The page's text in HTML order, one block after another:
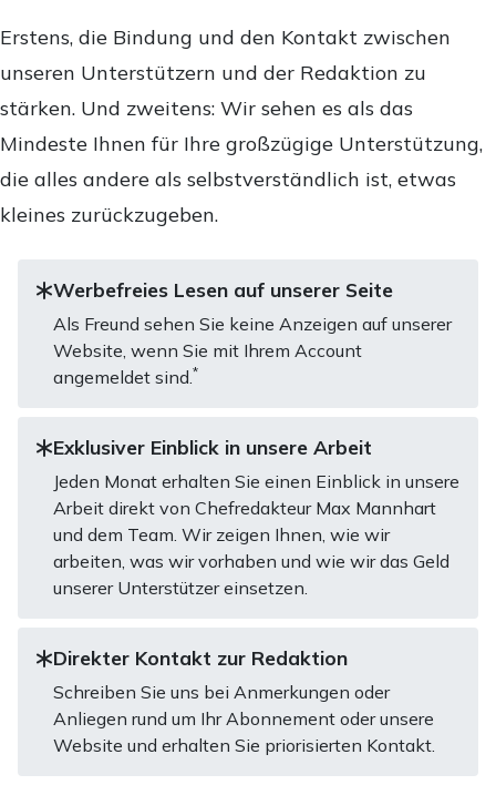
Erstens, die Bindung und den Kontakt zwischen
unseren Unterstützern und der Redaktion zu
stärken. Und zweitens: Wir sehen es als das
Mindeste Ihnen für Ihre großzügige Unterstützung,
die alles andere als selbstverständlich ist, etwas
kleines zurückzugeben.
Werbefreies Lesen auf unserer Seite
Als Freund sehen Sie keine Anzeigen auf unserer
Website, wenn Sie mit Ihrem Account
angemeldet sind.*
Exklusiver Einblick in unsere Arbeit
Jeden Monat erhalten Sie einen Einblick in unsere
Arbeit direkt von Chefredakteur Max Mannhart
und dem Team. Wir zeigen Ihnen, wie wir
arbeiten, was wir vorhaben und wie wir das Geld
unserer Unterstützer einsetzen.
Direkter Kontakt zur Redaktion
Schreiben Sie uns bei Anmerkungen oder
Anliegen rund um Ihr Abonnement oder unsere
Website und erhalten Sie priorisierten Kontakt.